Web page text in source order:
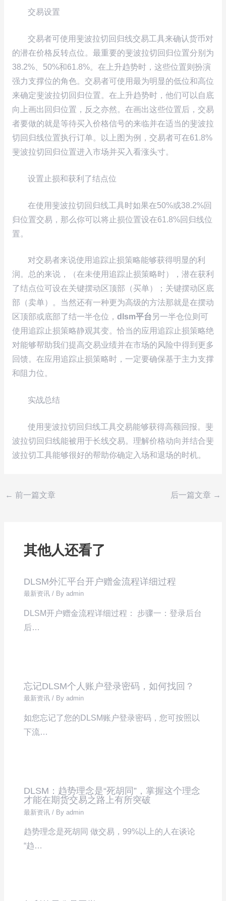
交易设置
交易者可使用斐波拉切回归线交易工具来确认货币对
的潜在价格反转点位。最重要的斐波拉切回归位置分别为
38.2%、50%和61.8%。在上升趋势时，这些位置则扮演
强力支撑位的角色。交易者可使用最为明显的低位和高位
来确定斐波拉切回归位置。在上升趋势时，他们可以自底
向上画出回归位置，反之亦然。在画出这些位置后，交易
者要做的就是等待买入价格信号的来临并在适当的斐波拉
切回归线位置执行订单。以上图为例，交易者可在61.8%
斐波拉切回归位置进入市场并买入看涨头寸。
设置止损和获利了结点位
在使用斐波拉切回归线工具时如果在50%或38.2%回
归位置交易，那么你可以将止损位置设在61.8%回归线位
置。
对交易者来说使用追踪止损策略能够获得明显的利
润。总的来说，（在未使用追踪止损策略时），潜在获利
了结点位可设在关键摆动区顶部（买单）；关键摆动区底
部（卖单）。当然还有一种更为高级的方法那就是在摆动
区顶部或底部了结一半仓位， dlsm平台另一半仓位则可
使用追踪止损策略静观其变。恰当的应用追踪止损策略绝
对能够帮助我们提高交易业绩并在市场的风险中得到更多
回馈。在应用追踪止损策略时，一定要确保基于主力支撑
和阻力位。
实战总结
使用斐波拉切回归线工具交易能够获得高额回报。斐
波拉切回归线能被用于长线交易。理解价格动向并结合斐
波拉切工具能够很好的帮助你确定入场和退场的时机。
← 前一篇文章 后一篇文章 →
其他人还看了
DLSM外汇平台开户赠金流程详细过程
最新资讯 / Byadmin
DLSM开户赠金流程详细过程： 步骤一：登录后台
后…
忘记DLSM个人账户登录密码，如何找回？
最新资讯 / Byadmin
如您忘记了您的DLSM账户登录密码，您可按照以
下流…
DLSM：趋势理念是“死胡同”，掌握这个理念
才能在期货交易之路上有所突破
最新资讯 / Byadmin
趋势理念是死胡同 做交易，99%以上的人在谈论
“趋…